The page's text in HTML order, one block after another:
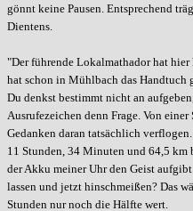
gönnt keine Pausen. Entsprechend
Dientens.
"Der führende Lokalmathador hat
hat schon in Mühlbach das
Du denkst bestimmt nicht an
Ausrufezeichen denn Frage. Von
Gedanken daran tatsächlich
11 Stunden, 34 Minuten und 64,5 km
der Akku meiner Uhr den Geist
lassen und jetzt hinschmeißen? Das
Stunden nur noch die Hälfte wert.